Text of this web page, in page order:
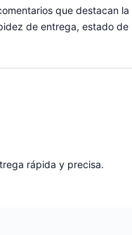
que destacan
de entrega, estado
rápida y precisa.